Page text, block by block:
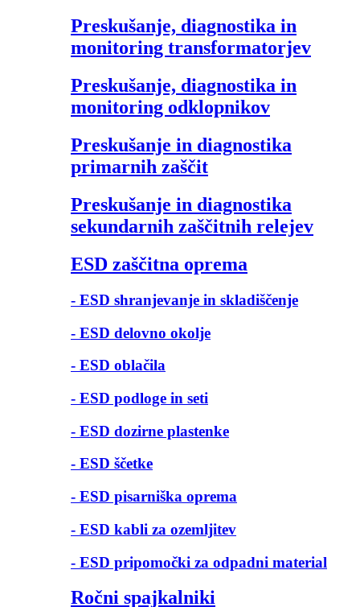
Preskušanje, diagnostika in
monitoring transformatorjev
Preskušanje, diagnostika in
monitoring odklopnikov
Preskušanje in diagnostika
primarnih zaščit
Preskušanje in diagnostika
sekundarnih zaščitnih relejev
ESD zaščitna oprema
- ESD shranjevanje in skladiščenje
- ESD delovno okolje
- ESD oblačila
- ESD podloge in seti
- ESD dozirne plastenke
- ESD ščetke
- ESD pisarniška oprema
- ESD kabli za ozemljitev
- ESD pripomočki za odpadni material
Ročni spajkalniki